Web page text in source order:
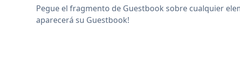
Pegue el fragmento de Guestbook sobre cualquier
aparecerá su Guestbook!